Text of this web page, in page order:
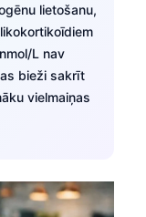
lietošanu,
L nav
bieži sakrīt
vielmaiņas